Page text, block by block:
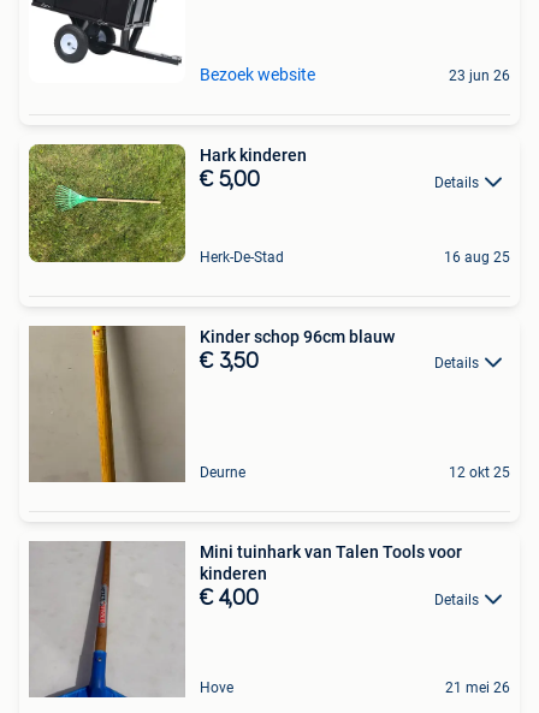
Bezoek website 23 jun 26
Hark kinderen
€ 5,00 Details
Herk-De-Stad 16 aug 25
Kinder schop 96cm blauw
€ 3,50 Details
Deurne 12 okt 25
Mini tuinhark van Talen Tools voor
kinderen
€ 4,00 Details
Hove 21 mei 26